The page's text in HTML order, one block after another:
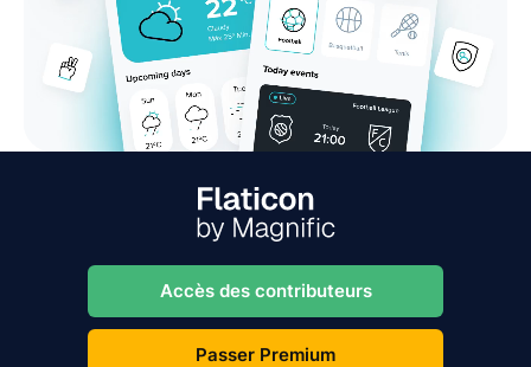
Accès des contributeurs
Passer Premium